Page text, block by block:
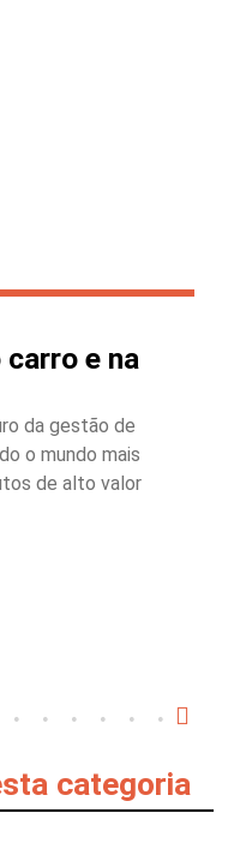
carro e na
da gestão de
o mundo mais
de alto valor
categoria